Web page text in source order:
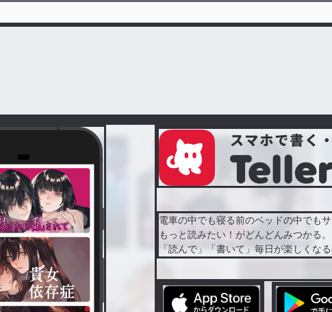
電車の中でも寝る前のベッドの中でも
もっと読みたい！がどんどんみつかる。
「読んで」「書いて」毎日が楽しくな